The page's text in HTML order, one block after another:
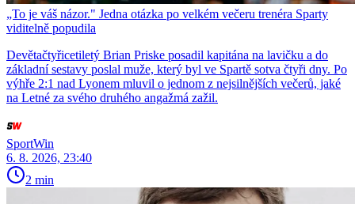
„To je váš názor." Jedna otázka po velkém večeru trenéra Sparty
viditelně popudila
Devětačtyřicetiletý Brian Priske posadil kapitána na lavičku a do
základní sestavy poslal muže, který byl ve Spartě sotva čtyři dny. Po
výhře 2:1 nad Lyonem mluvil o jednom z nejsilnějších večerů, jaké
na Letné za svého druhého angažmá zažil.
SportWin
6. 8. 2026, 23:40
2 min